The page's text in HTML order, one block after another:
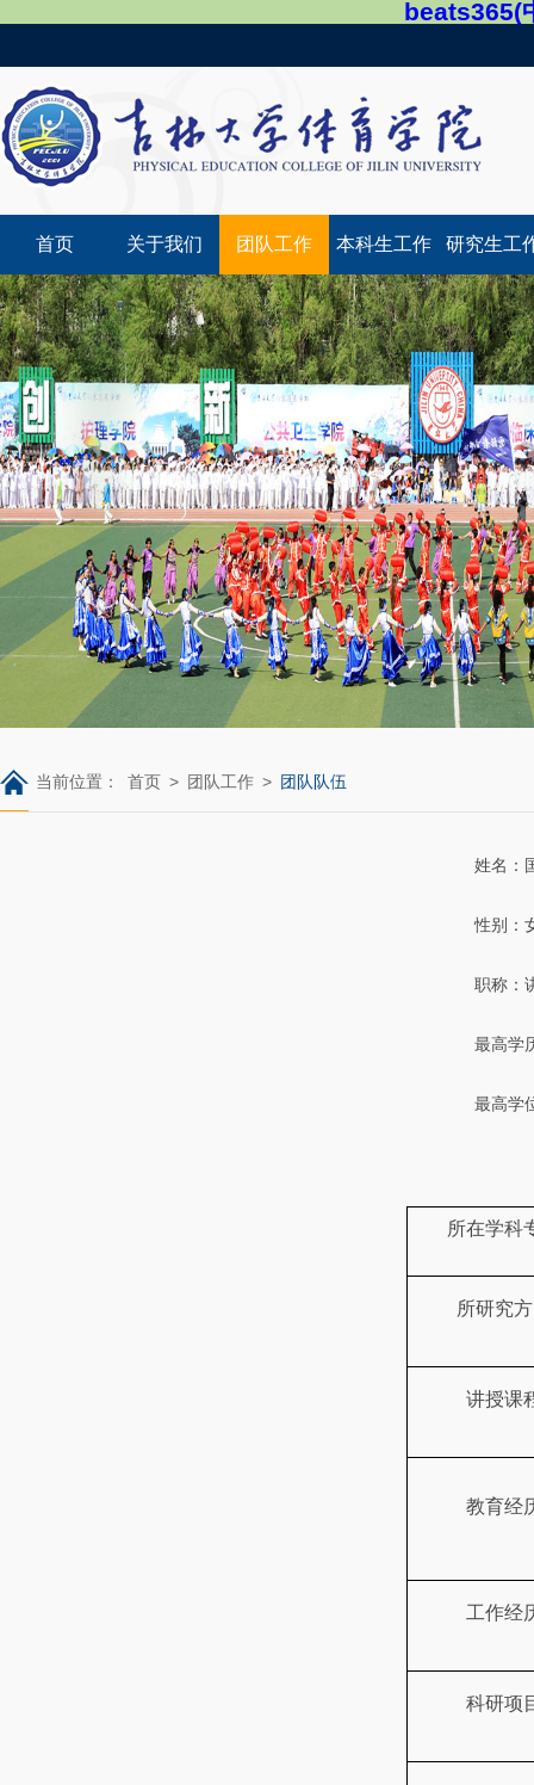
beats365(
首页 关于我们 团队工作 本科生工作 研究生工
当前位置： 首页 > 团队工作 > 团队队伍
姓名：
性别：
职称：
最高学
最高学
所在学科
所研究
讲授课
教育经
工作经
科研项